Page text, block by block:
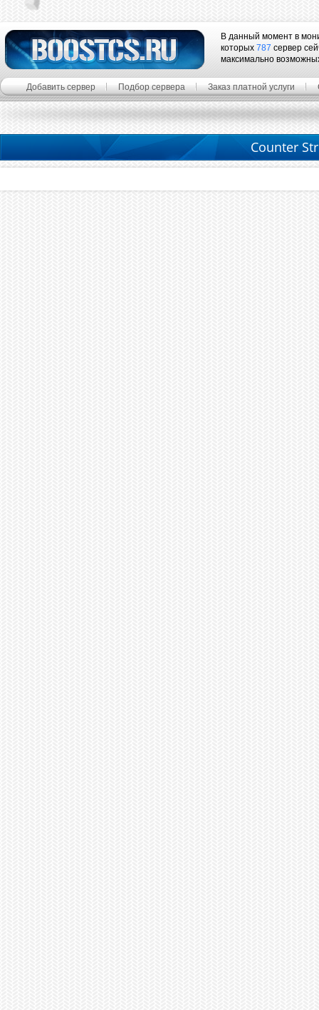
В данный момент в
которых 787 сервер
максимально
Добавить сервер Подбор сервера Заказ платной услуги
Counter